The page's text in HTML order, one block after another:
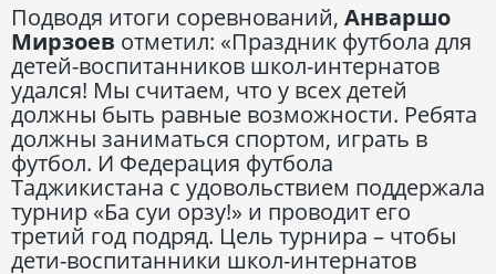
Подводя итоги соревнований, Анваршо
Мирзоев отметил: «Праздник футбола для
детей-воспитанников школ-интернатов
удался! Мы считаем, что у всех детей
должны быть равные возможности. Ребята
должны заниматься спортом, играть в
футбол. И Федерация футбола
Таджикистана с удовольствием поддержала
турнир «Ба суи орзу!» и проводит его
третий год подряд. Цель турнира – чтобы
дети-воспитанники школ-интернатов